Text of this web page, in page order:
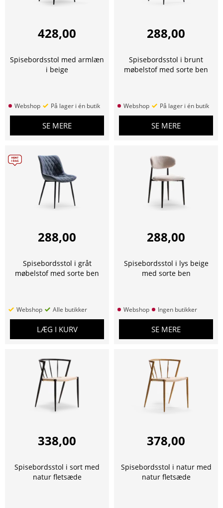
428,00
Spisebordsstol med armlæn
i beige
Webshop På lager i én butik
SE MERE
288,00
Spisebordsstol i brunt
møbelstof med sorte ben
Webshop På lager i én butik
SE MERE
288,00
Spisebordsstol i gråt
møbelstof med sorte ben
Webshop Alle butikker
LÆG I KURV
288,00
Spisebordsstol i lys beige
med sorte ben
Webshop Ingen butikker
SE MERE
338,00
Spisebordsstol i sort med
natur fletsæde
378,00
Spisebordsstol i natur med
natur fletsæde